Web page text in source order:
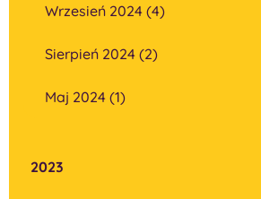
Wrzesień 2024 (4)
Sierpień 2024 (2)
Maj 2024 (1)
2023